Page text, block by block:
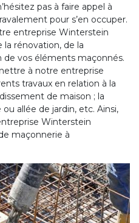
pas à faire appel à
pour s’en occuper.
entreprise Winterstein
la rénovation, de la
de vos éléments maçonnés.
à notre entreprise
travaux en relation à la
de maison ; la
allée de jardin, etc. Ainsi,
Winterstein
maçonnerie à